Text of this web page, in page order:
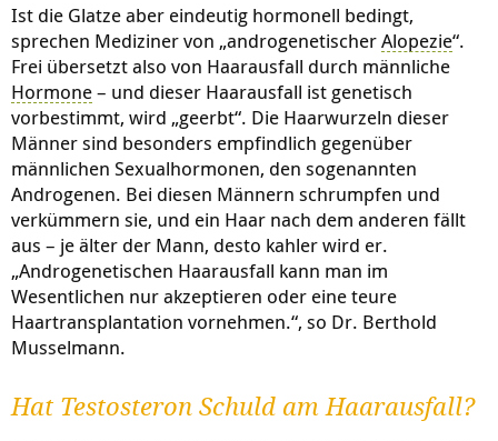
Ist die Glatze aber eindeutig hormonell bedingt,
sprechen Mediziner von „androgenetischerAlopezie“.
Frei übersetzt also von Haarausfall durch männliche
Hormone– und dieser Haarausfall ist genetisch
vorbestimmt, wird „geerbt“. Die Haarwurzeln dieser
Männer sind besonders empfindlich gegenüber
männlichen Sexualhormonen, den sogenannten
Androgenen. Bei diesen Männern schrumpfen und
verkümmern sie, und ein Haar nach dem anderen fällt
aus – je älter der Mann, desto kahler wird er.
„Androgenetischen Haarausfall kann man im
Wesentlichen nur akzeptieren oder eine teure
Haartransplantation vornehmen.“, so Dr. Berthold
Musselmann.
Hat Testosteron Schuld am Haarausfall?